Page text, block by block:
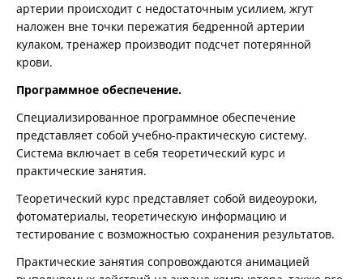
артерии происходит c недостаточным усилием, жгут
наложен вне точки пережатия бедренной артерии
кулаком, тренажер производит подсчет потерянной
крови.
Программное обеспечение.
Специализированное программное обеспечение
представляет собой учебно-практическую систему.
Система включает в себя теоретический курс и
практические занятия.
Теоретический курс представляет собой видеоуроки,
фотоматериалы, теоретическую информацию и
тестирование с возможностью сохранения результатов.
Практические занятия сопровождаются анимацией